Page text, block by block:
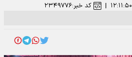
۱۲:۱۱:۵۰ | کد خبر:۲۳۴۹۷۷۶